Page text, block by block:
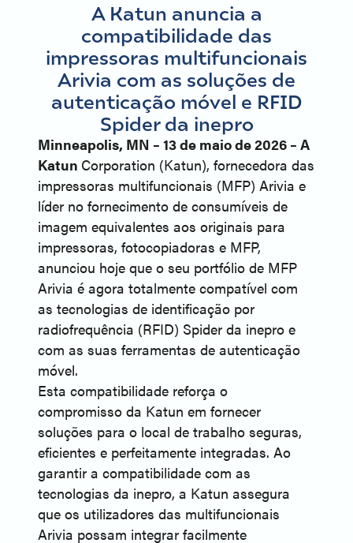
A Katun anuncia a
compatibilidade das
impressoras multifuncionais
Arivia com as soluções de
autenticação móvel e RFID
Spider da inepro
Minneapolis, MN – 13 de maio de 2026 – A
Katun Corporation (Katun), fornecedora das
impressoras multifuncionais (MFP) Arivia e
líder no fornecimento de consumíveis de
imagem equivalentes aos originais para
impressoras, fotocopiadoras e MFP,
anunciou hoje que o seu portfólio de MFP
Arivia é agora totalmente compatível com
as tecnologias de identificação por
radiofrequência (RFID) Spider da inepro e
com as suas ferramentas de autenticação
móvel.
Esta compatibilidade reforça o
compromisso da Katun em fornecer
soluções para o local de trabalho seguras,
eficientes e perfeitamente integradas. Ao
garantir a compatibilidade com as
tecnologias da inepro, a Katun assegura
que os utilizadores das multifuncionais
Arivia possam integrar facilmente